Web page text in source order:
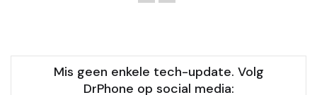
Mis geen enkele tech-update. Volg
DrPhone op social media: